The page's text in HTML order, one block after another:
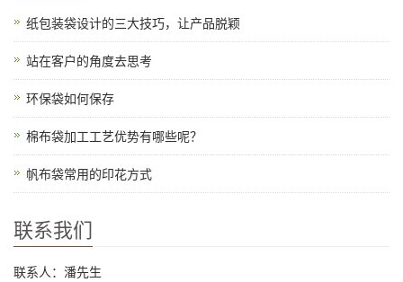
纸包装袋设计的三大技巧，让产品脱颖
站在客户的角度去思考
环保袋如何保存
棉布袋加工工艺优势有哪些呢？
帆布袋常用的印花方式
联系我们
联系人：潘先生